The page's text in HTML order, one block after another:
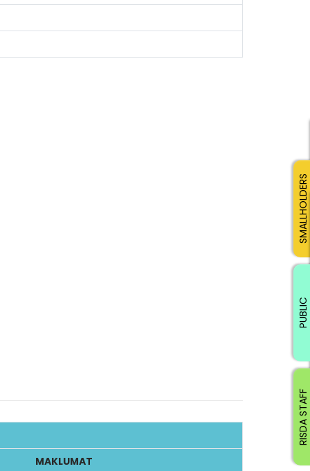
MAKLUMAT
RISDA STAFF
SMALLHOLDERS
PUBLIC